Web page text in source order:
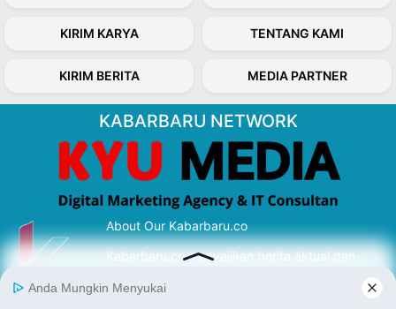
KIRIM KARYA TENTANG KAMI
KIRIM BERITA MEDIA PARTNER
KABARBARU NETWORK
About Our Kabarbaru.co
Kabarbaru.co menyajikan berita aktual dan
serta terverifikasi dari sumber yang tepat.